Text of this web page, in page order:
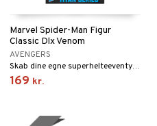
Marvel Spider-Man Figur
Classic Dlx Venom
AVENGERS
Skab dine egne superhelteeventyr med Venom!
169 kr.